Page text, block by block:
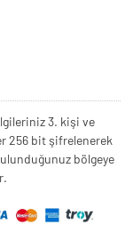
3. kişi ve
256 bit şifrelenerek
bölgeye